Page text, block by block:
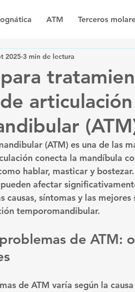
ATM Terceros
articulación
2025 3 min de lectura
(ATM) es una de las
conecta la mandíbula
hablar, masticar y
afectar
causas, síntomas y las
temporomandibular.
de ATM:
de ATM varía según la